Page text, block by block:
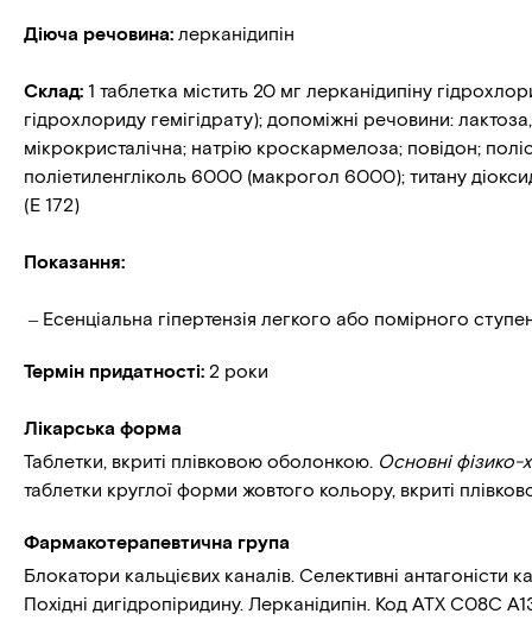
Діюча речовина: лерканідипін
Склад: 1 таблетка містить 20 мг лерканідипіну
гідрохлориду гемігідрату); допоміжні речовини:
мікрокристалічна; натрію кроскармелоза; повідон;
поліетиленгліколь 6000 (макрогол 6000); титану
(E 172)
Показання:
Есенціальна гіпертензія легкого або помірного
Термін придатності: 2 роки
Лікарська форма
Таблетки, вкриті плівковою оболонкою. Основні фізико-
таблетки круглої форми жовтого кольору, вкриті
Фармакотерапевтична група
Блокатори кальцієвих каналів. Селективні
Похідні дигідропіридину. Лерканідипін. Код АТХ С08С